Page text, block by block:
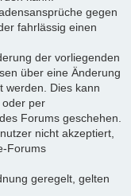
gegen
fahrlässig einen
der vorliegenden
über eine Änderung
werden. Dies kann
per
Forums geschehen.
nicht akzeptiert,
Forums
geregelt, gelten